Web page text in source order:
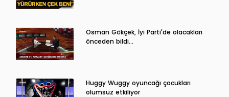
Osman Gökçek, İyi Parti'de olacakları
önceden bildi...
Huggy Wuggy oyuncağı çocukları
olumsuz etkiliyor